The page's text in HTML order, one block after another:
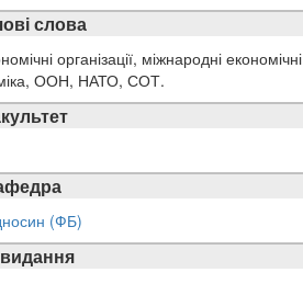
слова
організації, міжнародні економічні
ООН, НАТО, СОТ.
(ФБ)
видання